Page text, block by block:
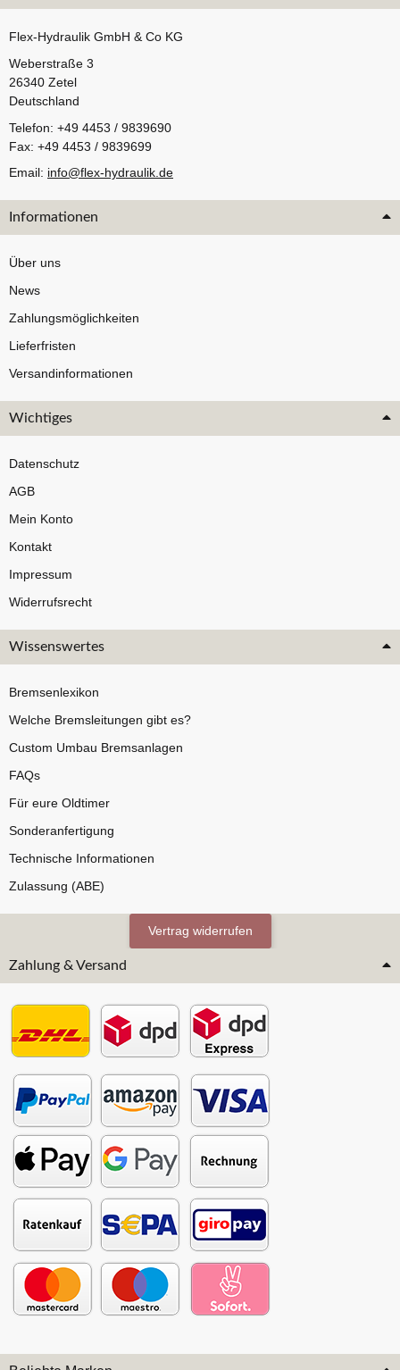
Flex-Hydraulik GmbH & Co KG
Weberstraße 3
26340 Zetel
Deutschland
Telefon: +49 4453 / 9839690
Fax: +49 4453 / 9839699
Email: info@flex-hydraulik.de
Informationen
Über uns
News
Zahlungsmöglichkeiten
Lieferfristen
Versandinformationen
Wichtiges
Datenschutz
AGB
Mein Konto
Kontakt
Impressum
Widerrufsrecht
Wissenswertes
Bremsenlexikon
Welche Bremsleitungen gibt es?
Custom Umbau Bremsanlagen
FAQs
Für eure Oldtimer
Sonderanfertigung
Technische Informationen
Zulassung (ABE)
Vertrag widerrufen
Zahlung & Versand